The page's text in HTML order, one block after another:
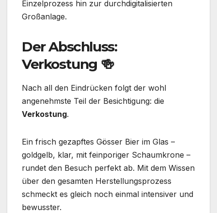
Einzelprozess hin zur durchdigitalisierten
Großanlage.
Der Abschluss:
Verkostung 🍻
Nach all den Eindrücken folgt der wohl
angenehmste Teil der Besichtigung: die
Verkostung.
Ein frisch gezapftes Gösser Bier im Glas –
goldgelb, klar, mit feinporiger Schaumkrone –
rundet den Besuch perfekt ab. Mit dem Wissen
über den gesamten Herstellungsprozess
schmeckt es gleich noch einmal intensiver und
bewusster.